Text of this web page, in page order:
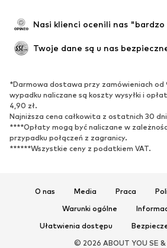
Nasi klienci ocenili nas
Twoje dane są u nas
*Darmowa dostawa przy zamówieniach od
wypadku naliczane są koszty wysyłki i
4,90 zł.
Najniższa cena całkowita z ostatnich 30
****Opłaty mogą być naliczane w
przypadku połączeń z zagranicy.
******Wszystkie ceny z podatkiem VAT.
O nas Media Praca
Warunki ogólne
Ułatwienia dostępu
© 2026 ABOUT YOU SE &